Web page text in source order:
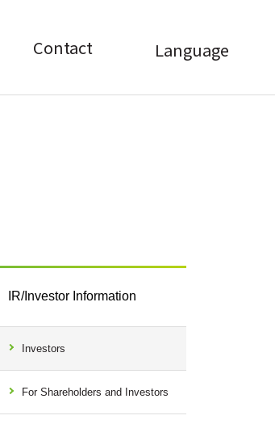
Contact Language
IR/Investor Information
Investors
For Shareholders and Investors